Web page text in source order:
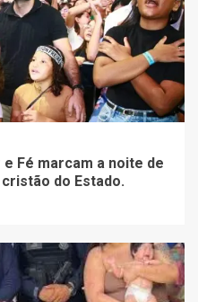
Fé marcam a noite de
do Estado.